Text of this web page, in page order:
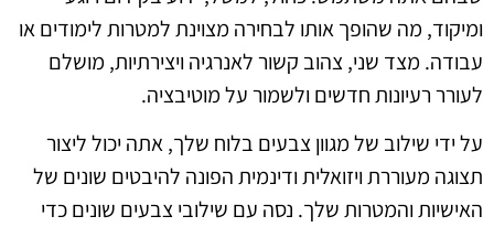
ומיקוד, מה שהופך אותו לבחירה מצוינת למטרות לימודים או
עבודה. מצד שני, צהוב קשור לאנרגיה ויצירתיות, מושלם
לעורר רעיונות חדשים ולשמור על מוטיבציה.
על ידי שילוב של מגוון צבעים בלוח שלך, אתה יכול ליצור
תצוגה מעוררת ויזואלית ודינמית הפונה להיבטים שונים של
האישיות והמטרות שלך. נסה עם שילובי צבעים שונים כדי